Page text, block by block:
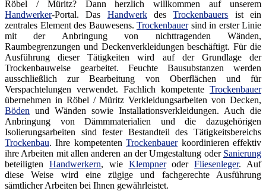
Röbel / Müritz? Dann herzlich willkommen auf unserem
Handwerker-Portal. Das HandwerkdesTrockenbauers ist ein
zentrales Element des Bauwesens. Trockenbauersind in erster Linie
mit der Anbringung von nichttragenden Wänden,
Raumbegrenzungen und Deckenverkleidungen beschäftigt. Für die
Ausführung dieser Tätigkeiten wird auf der Grundlage der
Trockenbauweise gearbeitet. Feuchte Bausubstanzen werden
ausschließlich zur Bearbeitung von Oberflächen und für
Verspachtelungen verwendet. Fachlich kompetente Trockenbauer
übernehmen in Röbel / Müritz Verkleidungsarbeiten von Decken,
Böden und Wänden sowie Installationsverkleidungen. Auch die
Anbringung von Dämmmaterialien und die dazugehörigen
Isolierungsarbeiten sind fester Bestandteil des Tätigkeitsbereichs
Trockenbau. Ihre kompetentenTrockenbauerkoordinieren effektiv
ihre Arbeiten mit allen anderen an der Umgestaltung oder Sanierung
beteiligten Handwerkern, wie KlempneroderFliesenleger. Auf
diese Weise wird eine zügige und fachgerechte Ausführung
sämtlicher Arbeiten bei Ihnen gewährleistet.